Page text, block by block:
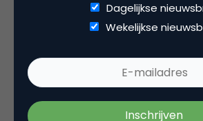
cultuurverandering van een
medewerkers te stimuleren tot
consumenten, start het
Zoeken naar mede-believers
binnen de organisatie. Verder is er
Dagelijkse
Wekelijkse